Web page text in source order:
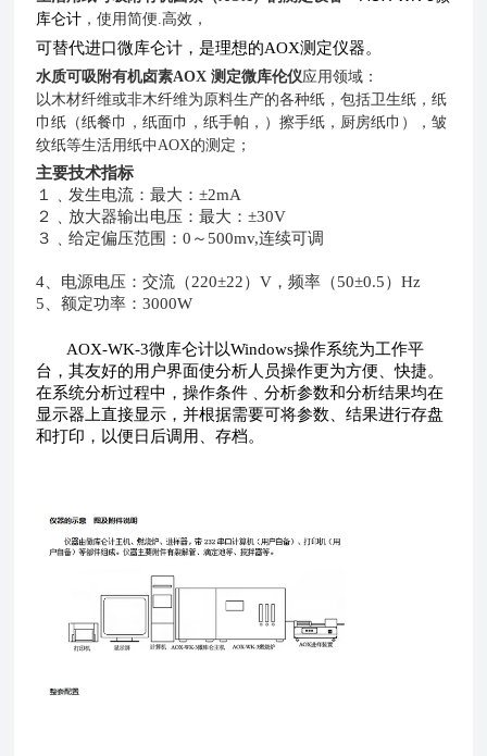
库仑计 ，使用简便 .高效，
可替代进口微库仑计，是理想的AOX测定仪器。
水质可吸附有机卤素AOX 测定微库伦仪应用领域：
以木材纤维或非木纤维为原料生产的各种纸，包括卫生纸，纸
巾纸（纸餐巾，纸面巾，纸手帕，）擦手纸，厨房纸巾），皱
纹纸等生活用纸中 AOX的测定；
主要技术指标
１﹑发生电流：最大：±2mA
２﹑放大器输出电压：最大：±30V
３﹑给定偏压范围：0～500mv,连续可调
4 、电源电压：交流（220±22）V，频率（50±0.5）Hz
5 、额定功率：3000W
AOX-WK-3微库仑计以Windows操作系统为工作平
台，其友好的用户界面使分析人员操作更为方便、快捷。
在系统分析过程中，操作条件﹑分析参数和分析结果均在
显示器上直接显示，并根据需要可将参数、结果进行存盘
和打印，以便日后调用、存档。